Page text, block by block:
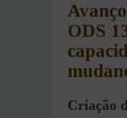
ODS
Criação